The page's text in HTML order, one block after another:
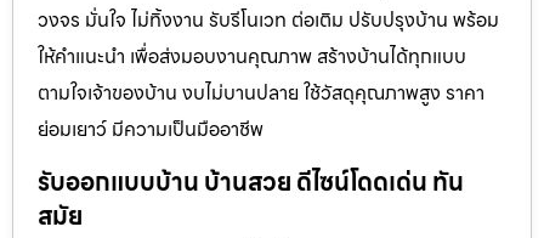
วงจร มั่นใจ ไม่ทิ้งงาน รับรีโนเวท ต่อเติม ปรับปรุงบ้าน พร้อม
ให้คำแนะนำ เพื่อส่งมอบงานคุณภาพ สร้างบ้านได้ทุกแบบ
ตามใจเจ้าของบ้าน งบไม่บานปลาย ใช้วัสดุคุณภาพสูง ราคา
ย่อมเยาว์ มีความเป็นมืออาชีพ
รับออกแบบบ้าน บ้านสวย ดีไซน์โดดเด่น ทัน
สมัย